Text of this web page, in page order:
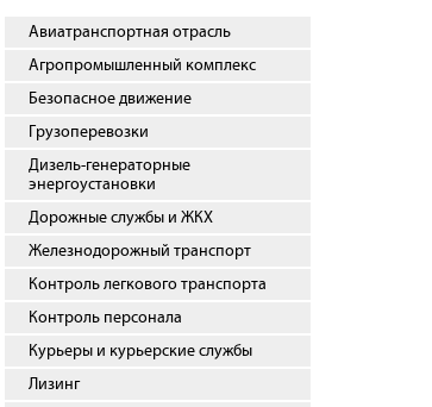
Авиатранспортная отрасль
Агропромышленный комплекс
Безопасное движение
Грузоперевозки
Дизель-генераторные
энергоустановки
Дорожные службы и ЖКХ
Железнодорожный транспорт
Контроль легкового транспорта
Контроль персонала
Курьеры и курьерские службы
Лизинг